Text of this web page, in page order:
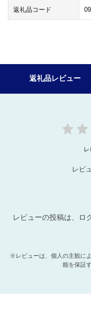
返礼品コード
返礼品レビュー
レビ
レビューの投稿は、ロ
※レビューは、個人の主観に
能を保証